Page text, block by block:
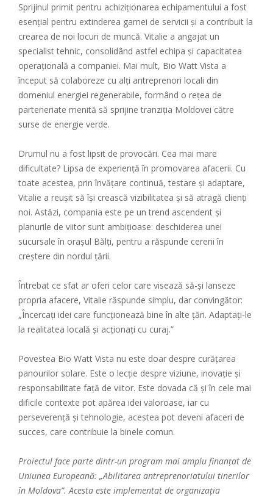
Sprijinul primit pentru achiziționarea echipamentului a fost
esențial pentru extinderea gamei de servicii și a contribuit la
crearea de noi locuri de muncă. Vitalie a angajat un
specialist tehnic, consolidând astfel echipa și capacitatea
operațională a companiei. Mai mult, Bio Watt Vista a
început să colaboreze cu alți antreprenori locali din
domeniul energiei regenerabile, formând o rețea de
parteneriate menită să sprijine tranziția Moldovei către
surse de energie verde.
Drumul nu a fost lipsit de provocări. Cea mai mare
dificultate? Lipsa de experiență în promovarea afacerii. Cu
toate acestea, prin învățare continuă, testare și adaptare,
Vitalie a reușit să își crească vizibilitatea și să atragă clienți
noi. Astăzi, compania este pe un trend ascendent și
planurile de viitor sunt ambițioase: deschiderea unei
sucursale în orașul Bălți, pentru a răspunde cererii în
creștere din nordul țării.
Întrebat ce sfat ar oferi celor care visează să-și lanseze
propria afacere, Vitalie răspunde simplu, dar convingător:
„Încercați idei care funcționează bine în alte țări. Adaptați-le
la realitatea locală și acționați cu curaj.”
Povestea Bio Watt Vista nu este doar despre curățarea
panourilor solare. Este o lecție despre viziune, inovație și
responsabilitate față de viitor. Este dovada că și în cele mai
dificile contexte pot apărea idei valoroase, iar cu
perseverență și tehnologie, acestea pot deveni afaceri de
succes, care contribuie la binele comun.
Proiectul face parte dintr-un program mai amplu finanțat de
Uniunea Europeană: „Abilitarea antreprenoriatului tinerilor
în Moldova”. Acesta este implementat de organizația